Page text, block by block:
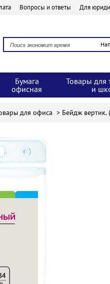
Вопросы и ответы Для
Бумага
офисная
Товары для
и
для офиса > Бейдж